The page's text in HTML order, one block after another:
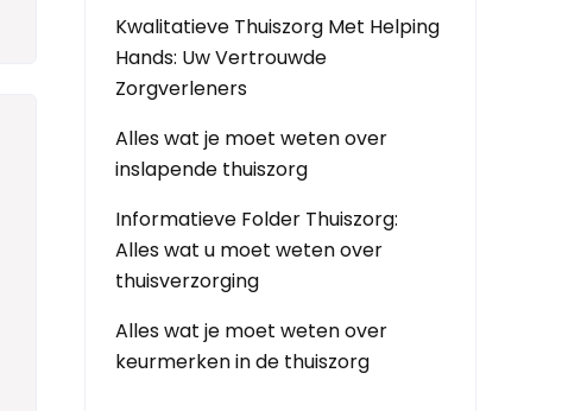
Kwalitatieve Thuiszorg Met Helping
Hands: Uw Vertrouwde
Zorgverleners
Alles wat je moet weten over
inslapende thuiszorg
Informatieve Folder Thuiszorg:
Alles wat u moet weten over
thuisverzorging
Alles wat je moet weten over
keurmerken in de thuiszorg